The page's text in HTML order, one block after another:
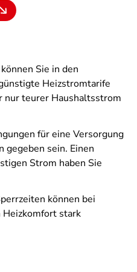
Sie in den
Heizstromtarife
nur teurer Haushaltsstrom
für eine Versorgung
gegeben sein. Einen
Strom haben Sie
können bei
Heizkomfort stark